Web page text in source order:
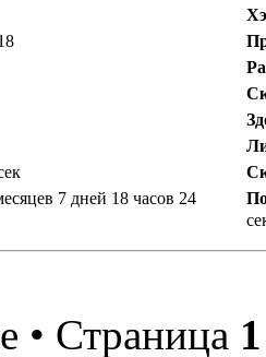
7 дней 18 часов 24
• Страница 1